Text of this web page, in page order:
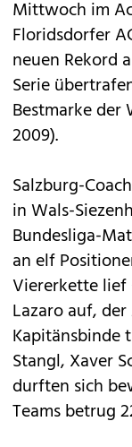
Mittwoch im
Floridsdorfer
neuen Rekord
Serie
Bestmarke der
2009).
Salzburg-
in Wals-
Bundesliga-
an elf
Viererkette lief
Lazaro auf,
Kapitänsbinde
Stangl, Xaver
durften sich
Teams betrug